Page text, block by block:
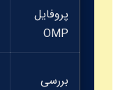
پروفایل
OMP
بررسی